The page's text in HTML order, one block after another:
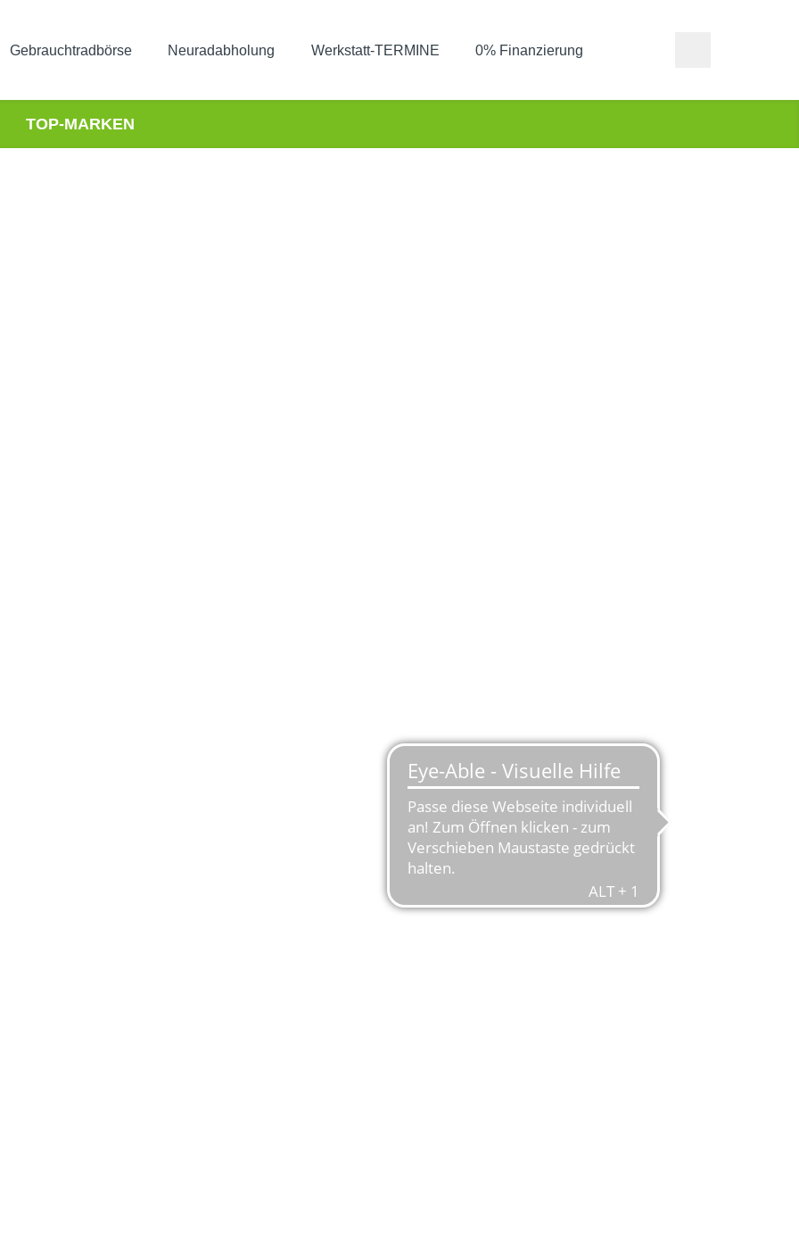
Gebrauchtradbörse Neuradabholung Werkstatt-TERMINE 0% Finanzierung
TOP-MARKEN